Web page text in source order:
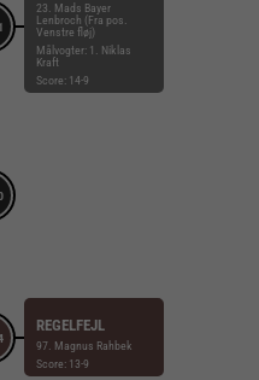
23. Mads Bayer
Lenbroch (Fra pos.
Venstre fløj)
Målvogter: 1. Niklas
Kraft
Score: 14-9
REGELFEJL
97. Magnus Rahbek
Score: 13-9